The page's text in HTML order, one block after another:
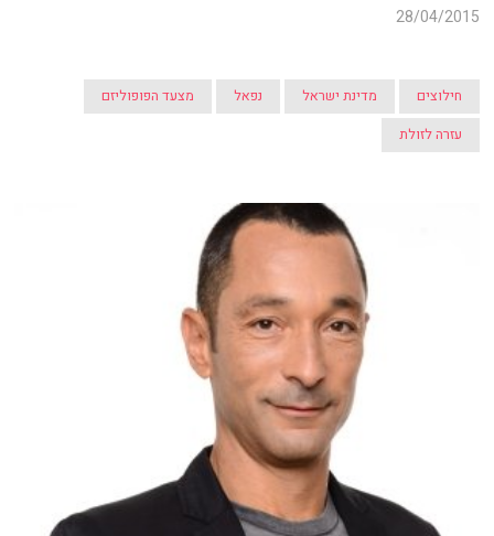
28/04/2015
חילוצים מדינת ישראל נפאל
מצעד הפופוליזם
עזרה לזולת